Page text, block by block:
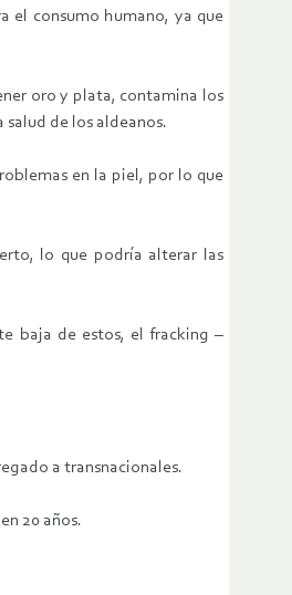
el consumo humano, ya que
oro y plata, contamina los
de los aldeanos.
en la piel, por lo que
lo que podría alterar las
baja de estos, el fracking –
a transnacionales.
20 años.